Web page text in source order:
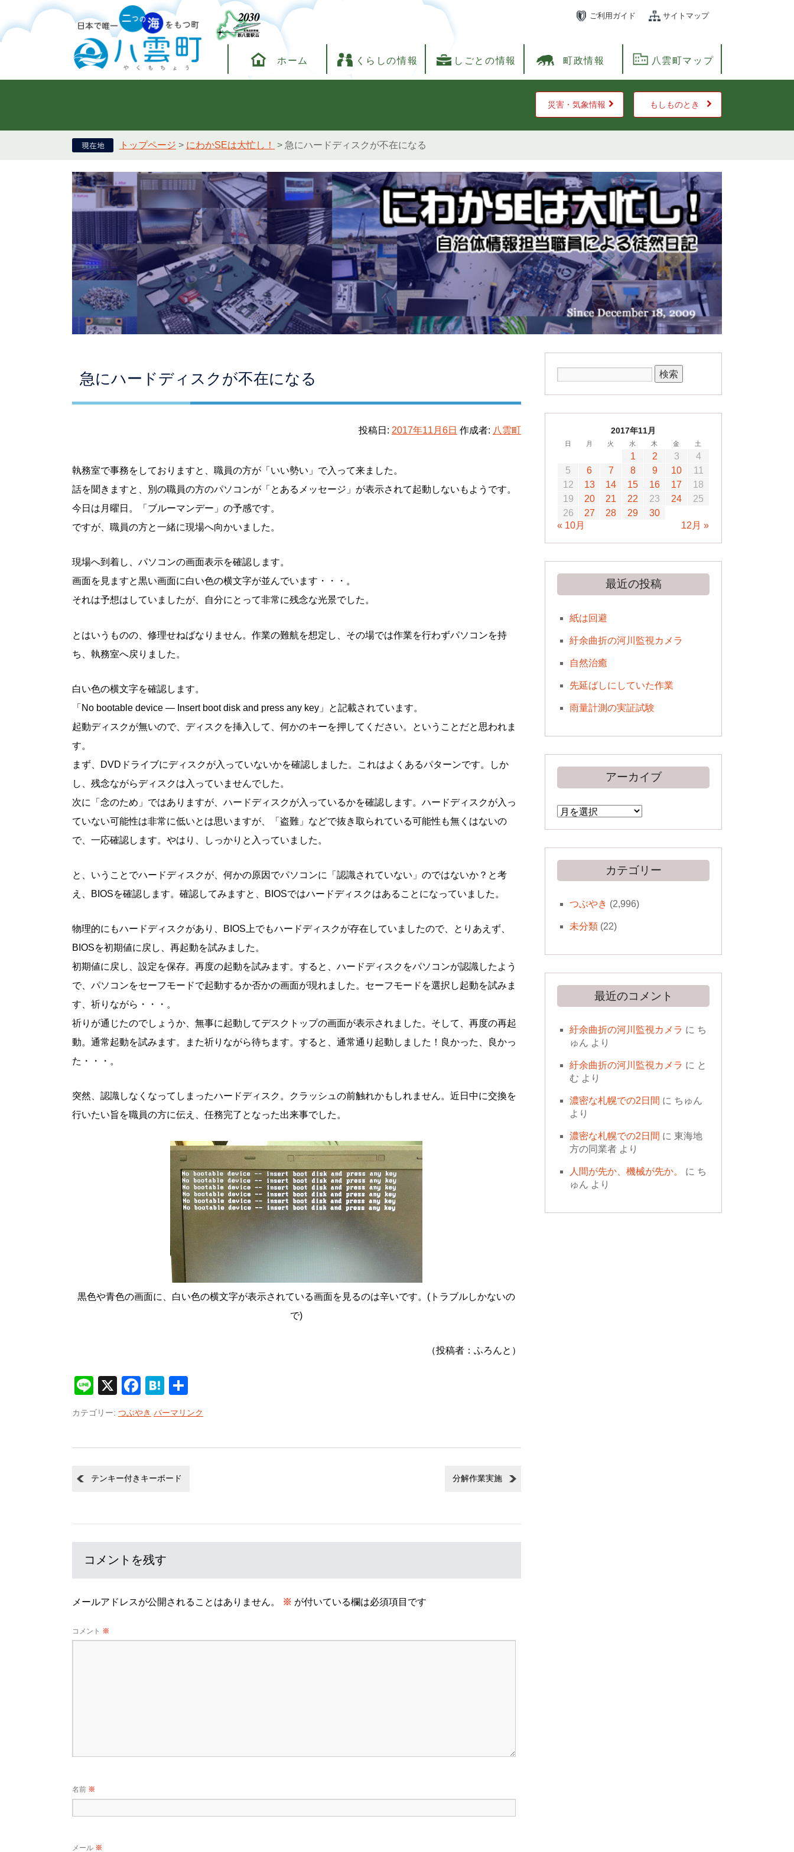
ご利用ガイド サイトマップ
ホーム くらしの情報 しごとの情報 町政情報 八雲町マップ
災害・気象情報 もしものとき
トップページ > にわかSEは大忙し！ > 急にハードディスクが不在になる
急にハードディスクが不在になる
投稿日: 2017年11月6日 作成者: 八雲町
執務室で事務をしておりますと、職員の方が「いい勢い」で入って来ました。
話を聞きますと、別の職員の方のパソコンが「とあるメッセージ」が表示されて起動しないもようです。
今日は月曜日。「ブルーマンデー」の予感です。
ですが、職員の方と一緒に現場へ向かいました。
現場へ到着し、パソコンの画面表示を確認します。
画面を見ますと黒い画面に白い色の横文字が並んでいます・・・。
それは予想はしていましたが、自分にとって非常に残念な光景でした。
とはいうものの、修理せねばなりません。作業の難航を想定し、その場では作業を行わずパソコンを持
ち、執務室へ戻りました。
白い色の横文字を確認します。
「No bootable device — Insert boot disk and press any key」と記載されています。
起動ディスクが無いので、ディスクを挿入して、何かのキーを押してください。ということだと思われま
す。
まず、DVDドライブにディスクが入っていないかを確認しました。これはよくあるパターンです。しか
し、残念ながらディスクは入っていませんでした。
次に「念のため」ではありますが、ハードディスクが入っているかを確認します。ハードディスクが入っ
ていない可能性は非常に低いとは思いますが、「盗難」などで抜き取られている可能性も無くはないの
で、一応確認します。やはり、しっかりと入っていました。
と、いうことでハードディスクが、何かの原因でパソコンに「認識されていない」のではないか？と考
え、BIOSを確認します。確認してみますと、BIOSではハードディスクはあることになっていました。
物理的にもハードディスクがあり、BIOS上でもハードディスクが存在していましたので、とりあえず、
BIOSを初期値に戻し、再起動を試みました。
初期値に戻し、設定を保存。再度の起動を試みます。すると、ハードディスクをパソコンが認識したよう
で、パソコンをセーフモードで起動するか否かの画面が現れました。セーフモードを選択し起動を試みま
す、祈りながら・・・。
祈りが通じたのでしょうか、無事に起動してデスクトップの画面が表示されました。そして、再度の再起
動。通常起動を試みます。また祈りながら待ちます。すると、通常通り起動しました！良かった、良かっ
た・・・。
突然、認識しなくなってしまったハードディスク。クラッシュの前触れかもしれません。近日中に交換を
行いたい旨を職員の方に伝え、任務完了となった出来事でした。
黒色や青色の画面に、白い色の横文字が表示されている画面を見るのは辛いです。(トラブルしかないの
で)
（投稿者：ふろんと）
Line
X Facebook
Hatena
有
カテゴリー: つぶやき パーマリンク
テンキー付きキーボード 分解作業実施
コメントを残す
メールアドレスが公開されることはありません。 ※ が付いている欄は必須項目です
コメント ※
名前 ※
メール ※
2017年11月
日 月 火 水 木 金 土
1 2 3
4
5
6 7 8 9 10
11
12
13 14 15 16 17
18
19
20 21 22 23 24
25
26
27 28 29
30
« 10月
12月 »
最近の投稿
紙は回避
紆余曲折の河川監視カメラ
自然治癒
先延ばしにしていた作業
雨量計測の実証試験
アーカイブ
ア
ー
カ
カテゴリー
つぶやき (2,996)
未分類(22)
最近のコメント
紆余曲折の河川監視カメラ に ち
ゅん より
紆余曲折の河川監視カメラ に と
む より
濃密な札幌での2日間 に ちゅん
より
濃密な札幌での2日間 に 東海地
方の同業者より
人間が先か、機械が先か。 に ち
ゅん より